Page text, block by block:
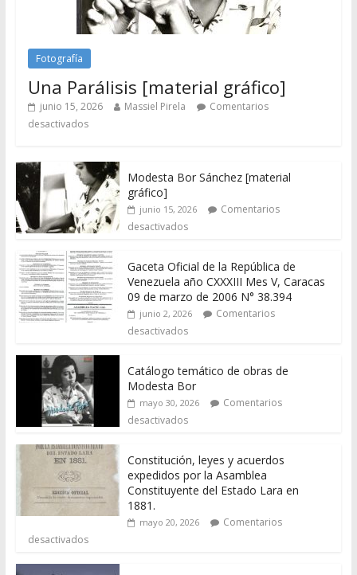
Fotografía
Una Parálisis [material gráfico]
junio 15, 2026 Massiel Pirela
Comentarios
desactivados
Modesta Bor Sánchez [material
gráfico]
junio 15, 2026
Comentarios
desactivados
Gaceta Oficial de la República de
Venezuela año CXXXIII Mes V, Caracas
09 de marzo de 2006 N° 38.394
junio 2, 2026
Comentarios
desactivados
Catálogo temático de obras de
Modesta Bor
mayo 30, 2026
Comentarios
desactivados
Constitución, leyes y acuerdos
expedidos por la Asamblea
Constituyente del Estado Lara en
1881.
mayo 20, 2026
Comentarios
desactivados